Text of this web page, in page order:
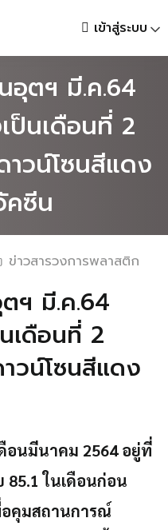
เข้าสู่ระบบ
อุตฯ มี.ค.64
ป็นเดือนที่ 2
าวน์โซนสีแดง
คซีน
ข่าวสารวงการพลาสติก
ฯ มี.ค.64
เดือนที่ 2
วน์โซนสีแดง
อนมีนาคม 2564 อยู่ที่
ในเดือนก่อน
คุมสถานการณ์